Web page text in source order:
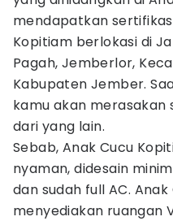
mendapatkan
Kopitiam berlokasi di
Pagah, Jemberlor,
Kabupaten Jember.
kamu akan merasakan
dari yang lain.
Sebab, Anak Cucu
nyaman, didesain
dan sudah full AC.
menyediakan ruangan